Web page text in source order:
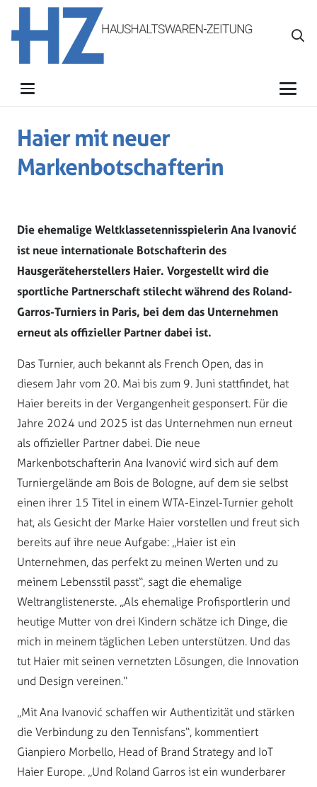
Haier mit neuer
Markenbotschafterin
Die ehemalige Weltklassetennisspielerin Ana Ivanović
ist neue internationale Botschafterin des
Hausgeräteherstellers Haier. Vorgestellt wird die
sportliche Partnerschaft stilecht während des Roland-
Garros-Turniers in Paris, bei dem das Unternehmen
erneut als offizieller Partner dabei ist.
Das Turnier, auch bekannt als French Open, das in
diesem Jahr vom 20. Mai bis zum 9. Juni stattfindet, hat
Haier bereits in der Vergangenheit gesponsert. Für die
Jahre 2024 und 2025 ist das Unternehmen nun erneut
als offizieller Partner dabei. Die neue
Markenbotschafterin Ana Ivanović wird sich auf dem
Turniergelände am Bois de Bologne, auf dem sie selbst
einen ihrer 15 Titel in einem WTA-Einzel-Turnier geholt
hat, als Gesicht der Marke Haier vorstellen und freut sich
bereits auf ihre neue Aufgabe: „Haier ist ein
Unternehmen, das perfekt zu meinen Werten und zu
meinem Lebensstil passt“, sagt die ehemalige
Weltranglistenerste. „Als ehemalige Profisportlerin und
heutige Mutter von drei Kindern schätze ich Dinge, die
mich in meinem täglichen Leben unterstützen. Und das
tut Haier mit seinen vernetzten Lösungen, die Innovation
und Design vereinen.“
„Mit Ana Ivanović schaffen wir Authentizität und stärken
die Verbindung zu den Tennisfans“, kommentiert
Gianpiero Morbello, Head of Brand Strategy and IoT
Haier Europe. „Und Roland Garros ist ein wunderbarer